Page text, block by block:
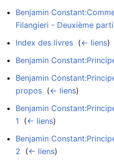
Benjamin
Filangieri - Deuxième
Index des livres (← liens)
Benjamin
Benjamin
propos (← liens)
Benjamin
1 (← liens)
Benjamin
2 (← liens)